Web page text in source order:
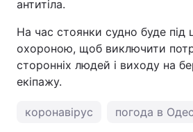
Тема оформлення
антитіла.
На час стоянки судно буде під
охороною, щоб виключити
сторонніх людей і виходу на
екіпажу.
коронавірус погода в